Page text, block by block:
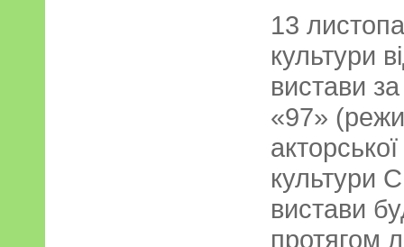
13
культури
вистави
«97»
культури
вистави
протягом